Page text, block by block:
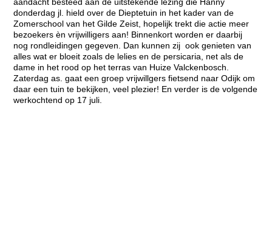
donderdag jl. hield over de Dieptetuin in het kader van de
Zomerschool van het Gilde Zeist, hopelijk trekt die actie meer
bezoekers èn vrijwilligers aan! Binnenkort worden er daarbij
nog rondleidingen gegeven. Dan kunnen zij ook genieten van
alles wat er bloeit zoals de lelies en de persicaria, net als de
dame in het rood op het terras van Huize Valckenbosch.
Zaterdag as. gaat een groep vrijwillgers fietsend naar Odijk om
daar een tuin te bekijken, veel plezier! En verder is de volgende
werkochtend op 17 juli.